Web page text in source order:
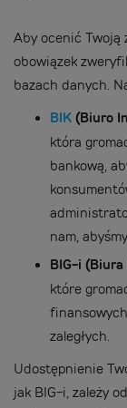
Aby ocenić Twoją
obowiązek
bazach danych.
BIK (Biuro
która
bankową,
nam,
BIG-i (Biura
które
zaległych.
Udostępnienie
jak BIG-i, zależy